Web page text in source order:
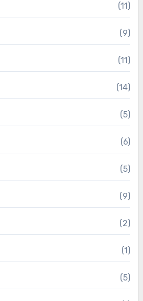
(11)
(9)
(11)
(14)
(5)
(6)
(5)
(9)
(2)
(1)
(5)